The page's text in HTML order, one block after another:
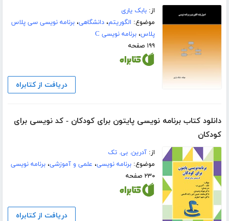
از:بابک یاری
موضوع: الگوریتم،دانشگاهی،برنامه نویسی سی پلاس
پلاس،برنامه نویسی C
۱۹۹ صفحه
دریافت از کتابراه
دانلود کتاب برنامه نویسی پایتون برای کودکان - کد نویسی برای
کودکان
از:آدرین. بی. تک
موضوع:برنامه نویسی، علمی و آموزشی،برنامه نویسی
۲۳۰ صفحه
دریافت از کتابراه